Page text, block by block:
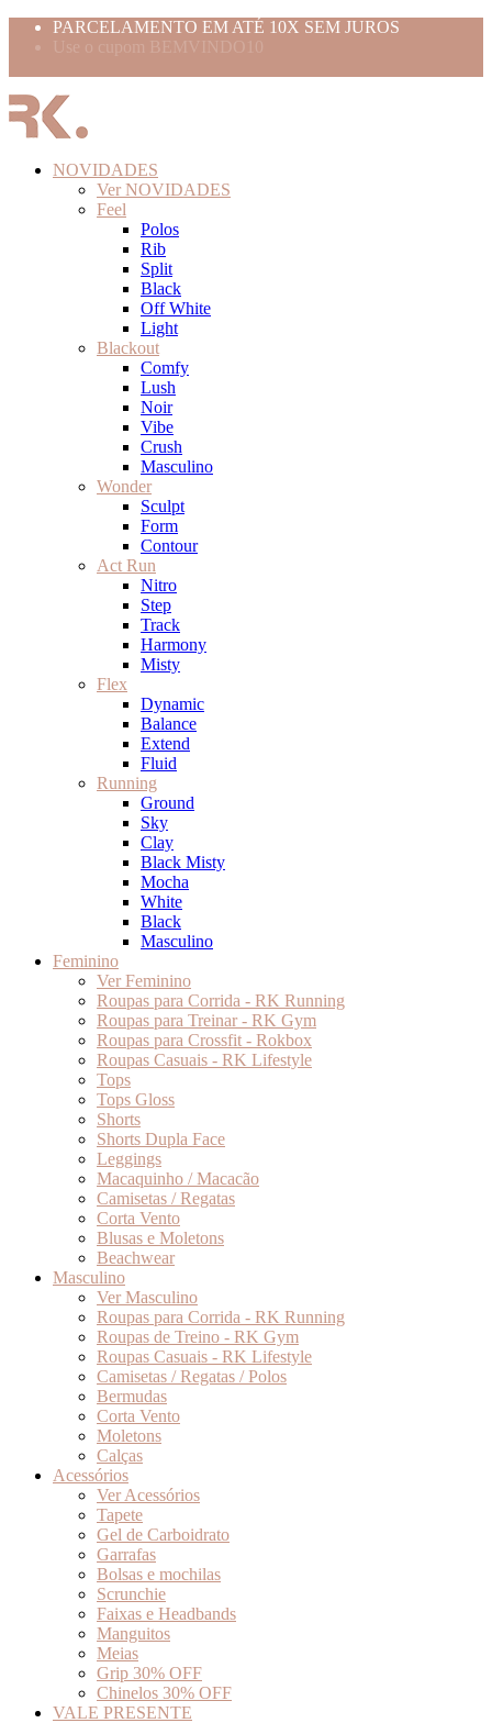
PARCELAMENTO EM ATÉ 10X SEM JUROS
Use o cupom BEMVINDO10
NOVIDADES
Ver NOVIDADES
Feel
Polos
Rib
Split
Black
Off White
Light
Blackout
Comfy
Lush
Noir
Vibe
Crush
Masculino
Wonder
Sculpt
Form
Contour
Act Run
Nitro
Step
Track
Harmony
Misty
Flex
Dynamic
Balance
Extend
Fluid
Running
Ground
Sky
Clay
Black Misty
Mocha
White
Black
Masculino
Feminino
Ver Feminino
Roupas para Corrida - RK Running
Roupas para Treinar - RK Gym
Roupas para Crossfit - Rokbox
Roupas Casuais - RK Lifestyle
Tops
Tops Gloss
Shorts
Shorts Dupla Face
Leggings
Macaquinho / Macacão
Camisetas / Regatas
Corta Vento
Blusas e Moletons
Beachwear
Masculino
Ver Masculino
Roupas para Corrida - RK Running
Roupas de Treino - RK Gym
Roupas Casuais - RK Lifestyle
Camisetas / Regatas / Polos
Bermudas
Corta Vento
Moletons
Calças
Acessórios
Ver Acessórios
Tapete
Gel de Carboidrato
Garrafas
Bolsas e mochilas
Scrunchie
Faixas e Headbands
Manguitos
Meias
Grip 30% OFF
Chinelos 30% OFF
VALE PRESENTE